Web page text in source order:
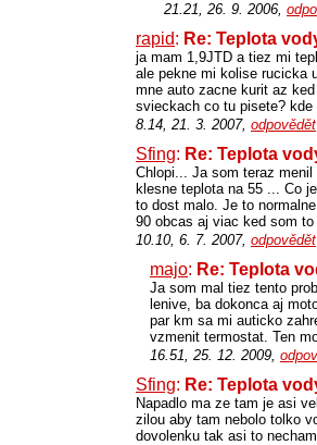
21.21, 26. 9. 2006,
rapid: Re: Teplota
ja mam 1,9JTD a tiez mi
ale pekne mi kolise rucicka
mne auto zacne kurit az
svieckach co tu pisete?
8.14, 21. 3. 2007, odpovědět
Sfing: Re: Teplota
Chlopi... Ja som teraz
klesne teplota na 55 ... Co
to dost malo. Je to
90 obcas aj viac ked som
10.10, 6. 7. 2007, odpovědět
majo: Re: Teplota
Ja som mal tiez tento
lenive, ba dokonca aj
par km sa mi auticko
vzmenit termostat. Ten
16.51, 25. 12. 2009,
Sfing: Re: Teplota
Napadlo ma ze tam je asi
zilou aby tam nebolo tolko
dovolenku tak asi to